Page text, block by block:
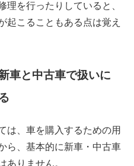
理を行ったりしていると、
起こることもある点は覚え
車と中古車で扱いに
は、車を購入するための用
ら、基本的に新車・中古車
ありません。